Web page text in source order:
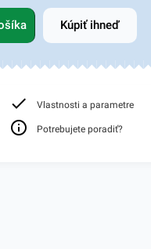
Kúpiť ihneď
Vlastnosti a parametre
Potrebujete poradiť?